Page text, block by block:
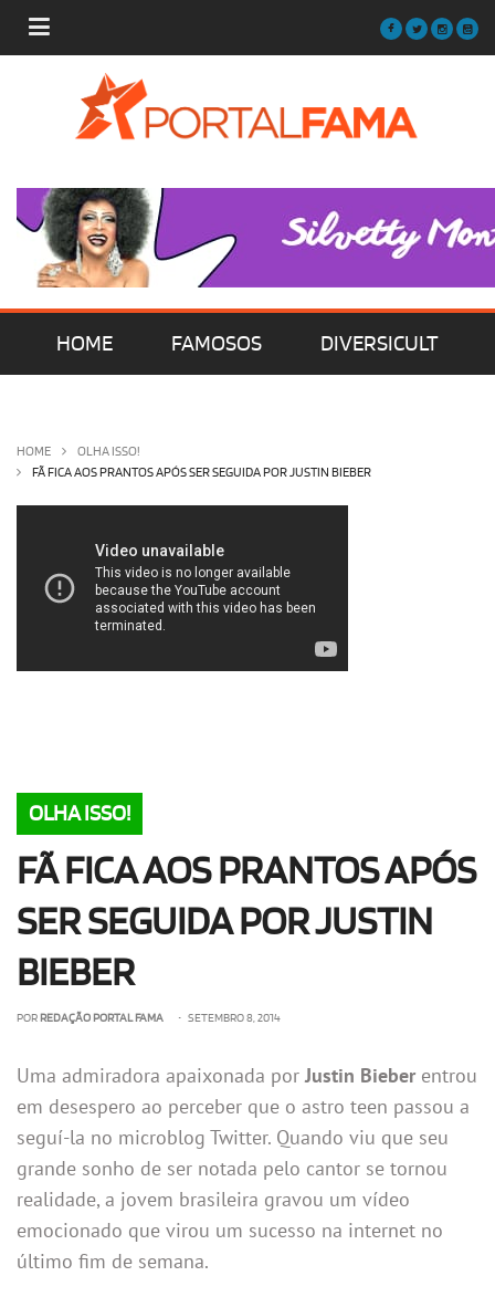
HOME FAMOSOS DIVERSICULT
HOME
OLHA ISSO!
FÃ FICA AOS PRANTOS APÓS SER SEGUIDA POR JUSTIN BIEBER
OLHA ISSO!
FÃ FICA AOS PRANTOS APÓS
SER SEGUIDA POR JUSTIN
BIEBER
PORREDAÇÃO PORTAL FAMA • SETEMBRO 8, 2014
Uma admiradora apaixonada porJustin Bieberentrou
em desespero ao perceber que o astro teen passou a
seguí-la no microblog Twitter. Quando viu que seu
grande sonho de ser notada pelo cantor se tornou
realidade, a jovem brasileira gravou um vídeo
emocionado que virou um sucesso na internet no
último fim de semana.